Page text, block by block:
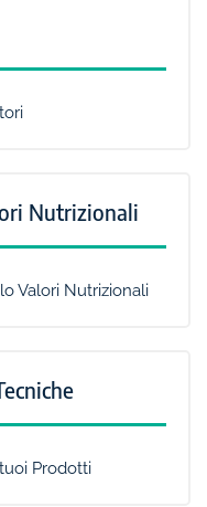
Nutrizionali
Valori Nutrizionali
Prodotti